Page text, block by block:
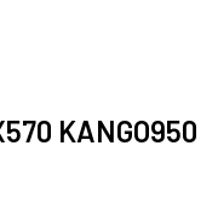
KANGO950